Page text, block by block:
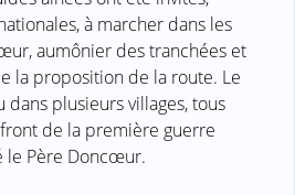
à marcher dans les
aumônier des tranchées et
la proposition de la route. Le
plusieurs villages, tous
de la première guerre
le Père Doncœur.